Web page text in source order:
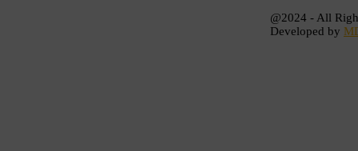
@2024 - All
Developed by